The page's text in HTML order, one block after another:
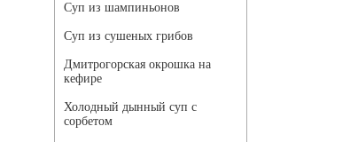
Суп из шампиньонов
Суп из сушеных грибов
Дмитрогорская окрошка на
кефире
Холодный дынный суп с
сорбетом